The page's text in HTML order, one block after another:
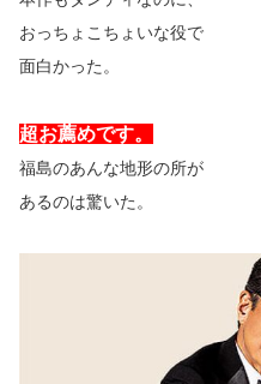
おっちょこちょいな役で
面白かった。
超お薦めです。
福島のあんな地形の所が
あるのは驚いた。